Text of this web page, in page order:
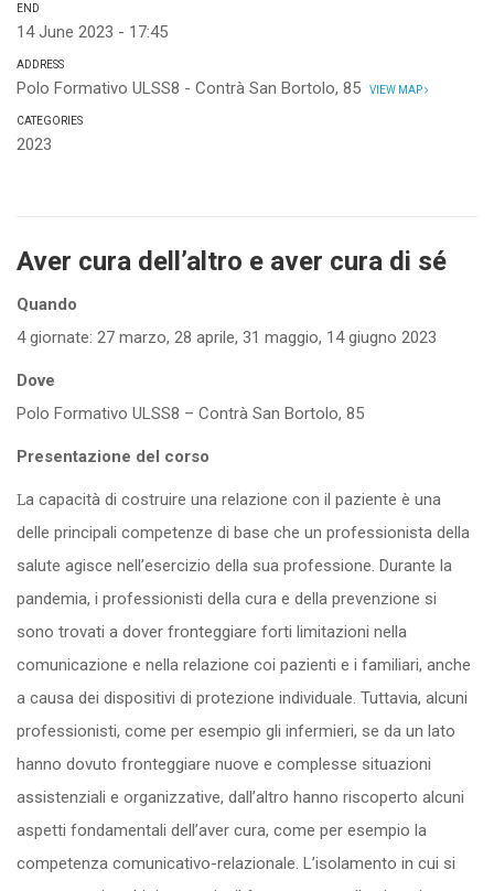
END
14 June 2023 - 17:45
ADDRESS
Polo Formativo ULSS8 - Contrà San Bortolo, 85 VIEW MAP
CATEGORIES
2023
Aver cura dell’altro e aver cura di sé
Quando
4 giornate: 27 marzo, 28 aprile, 31 maggio, 14 giugno 2023
Dove
Polo Formativo ULSS8 – Contrà San Bortolo, 85
Presentazione del corso
La capacità di costruire una relazione con il paziente è una
delle principali competenze di base che un professionista della
salute agisce nell’esercizio della sua professione. Durante la
pandemia, i professionisti della cura e della prevenzione si
sono trovati a dover fronteggiare forti limitazioni nella
comunicazione e nella relazione coi pazienti e i familiari, anche
a causa dei dispositivi di protezione individuale. Tuttavia, alcuni
professionisti, come per esempio gli infermieri, se da un lato
hanno dovuto fronteggiare nuove e complesse situazioni
assistenziali e organizzative, dall’altro hanno riscoperto alcuni
aspetti fondamentali dell’aver cura, come per esempio la
competenza comunicativo-relazionale. L’isolamento in cui si